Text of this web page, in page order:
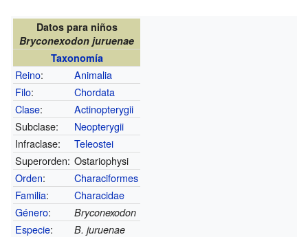
Datos para niños
Bryconexodon juruenae
Taxonomía
Reino:
Animalia
Filo:
Chordata
Clase:
Actinopterygii
Subclase:
Neopterygii
Infraclase:
Teleostei
Superorden: Ostariophysi
Orden:
Characiformes
Familia:
Characidae
Género: Bryconexodon
Especie: B. juruenae